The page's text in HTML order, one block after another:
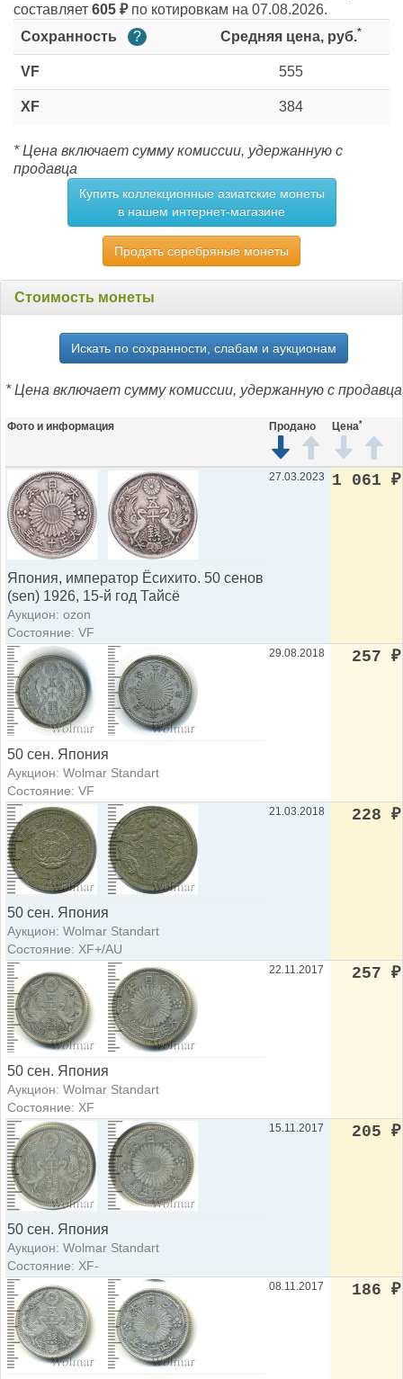
составляет 605 ₽по котировкам на 07.08.2026.
Сохранность
? Средняя цена, руб.*
VF 555
XF 384
* Цена включает сумму комиссии, удержанную с
продавца
Купить коллекционные азиатские монеты
в нашем интернет-магазине
Продать серебряные монеты
Стоимость монеты
Искать по сохранности, слабам и аукционам
* Цена включает сумму комиссии, удержанную с продавца
Фото и информация Продано Цена*
Япония, император Ёсихито. 50 сенов
(sen) 1926, 15-й год Тайсё
Аукцион: ozon
Состояние: VF
27.03.2023 1 061 ₽
50 сен. Япония
Аукцион: Wolmar Standart
Состояние: VF
29.08.2018 257 ₽
50 сен. Япония
Аукцион: Wolmar Standart
Состояние: XF+/AU
21.03.2018 228 ₽
50 сен. Япония
Аукцион: Wolmar Standart
Состояние: XF
22.11.2017 257 ₽
50 сен. Япония
Аукцион: Wolmar Standart
Состояние: XF-
15.11.2017 205 ₽
08.11.2017 186 ₽